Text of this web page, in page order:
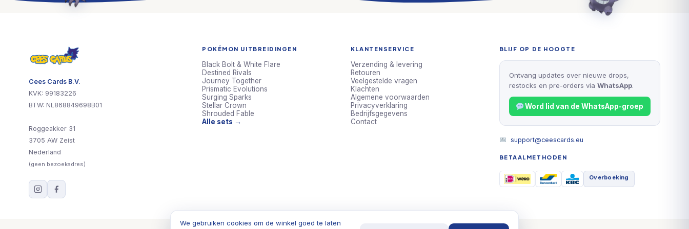
Cees Cards B.V.
KVK: 99183226
BTW: NL868849698B01
Roggeakker 31
3705 AW Zeist
Nederland
(geen bezoekadres)
POKÉMON UITBREIDINGEN
Black Bolt & White Flare
Destined Rivals
Journey Together
Prismatic Evolutions
Surging Sparks
Stellar Crown
Shrouded Fable
Alle sets →
KLANTENSERVICE
Verzending & levering
Retouren
Veelgestelde vragen
Klachten
Algemene voorwaarden
Privacyverklaring
Bedrijfsgegevens
Contact
BLIJF OP DE HOOGTE
Ontvang updates over nieuwe drops,
restocks en pre-orders via WhatsApp.
Word lid van de WhatsApp-groep
support@ceescards.eu
BETAALMETHODEN
Overboeking
We gebruiken cookies om de winkel goed te laten